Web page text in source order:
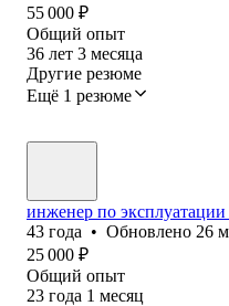
55 000 ₽
Общий опыт
36 лет 3 месяца
Другие резюме
Ещё 1 резюме
инженер по
43 года • Обновлено 26
25 000 ₽
Общий опыт
23 года 1 месяц